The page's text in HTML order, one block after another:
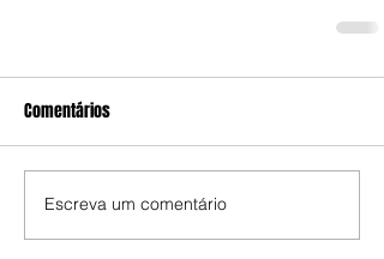
Comentários
Escreva um comentário